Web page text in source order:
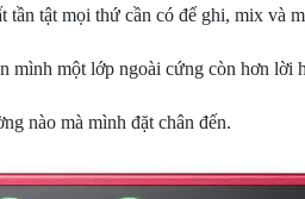
tần tật mọi thứ cần có để ghi, mix và
mình một lớp ngoài cứng còn hơn lời
nào mà mình đặt chân đến.